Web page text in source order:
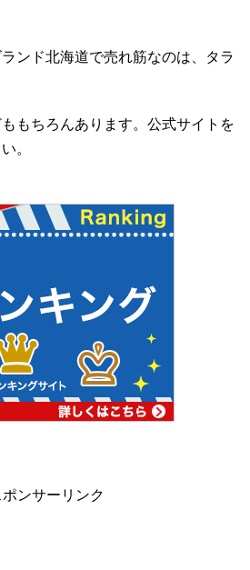
ンド北海道で売れ筋なのは、タラ
もちろんあります。公式サイトを
。
ポンサーリンク